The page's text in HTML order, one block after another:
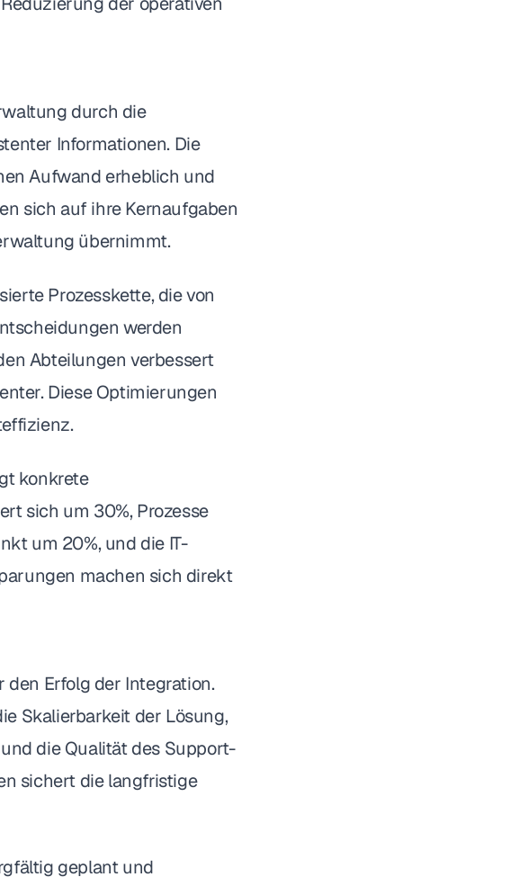
durch die
Informationen. Die
Aufwand erheblich und
sich auf ihre Kernaufgaben
übernimmt.
Prozesskette, die von
werden
Abteilungen verbessert
Diese Optimierungen
konkrete
sich um 30%, Prozesse
um 20%, und die IT-
machen sich direkt
Erfolg der Integration.
Skalierbarkeit der Lösung,
die Qualität des Support-
sichert die langfristige
geplant und